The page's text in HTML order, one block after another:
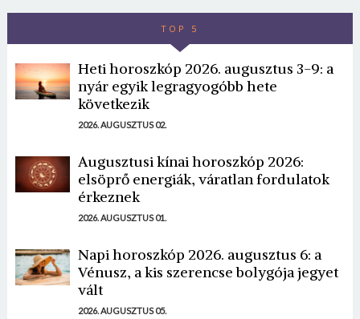
TOP 5
Heti horoszkóp 2026. augusztus 3-9: a
nyár egyik legragyogóbb hete
következik
2026. AUGUSZTUS 02.
Augusztusi kínai horoszkóp 2026:
elsöprő energiák, váratlan fordulatok
érkeznek
2026. AUGUSZTUS 01.
Napi horoszkóp 2026. augusztus 6: a
Vénusz, a kis szerencse bolygója jegyet
vált
2026. AUGUSZTUS 05.